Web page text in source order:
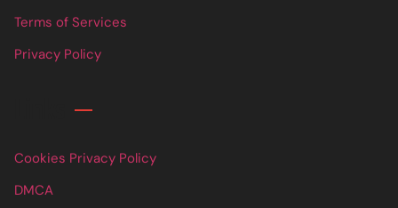
Terms of Services
Privacy Policy
Cookies Privacy Policy
DMCA